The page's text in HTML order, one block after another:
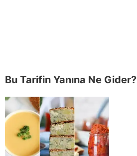
Bu Tarifin Yanına Ne Gider?